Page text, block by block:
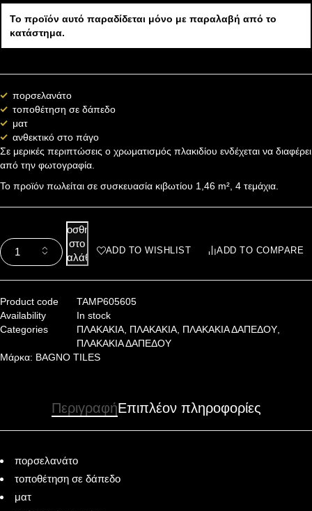
Το προϊόν αυτό παραδίδεται μόνο με παραλαβή από το
κατάστημα.
πορσελανάτο
τοποθέτηση σε δάπεδο
ματ
ανθεκτικό στο πάγο
Σε μερικές περιπτώσεις ο χρωματισμός πλακιδίου ενδέχεται να διαφέρει
από την φωτογραφία.
Το προϊόν πωλείται σε συσκευασία κιβωτίου 1,46 m², 4 τεμάχια.
Προσθήκη
στο
καλάθι
ADD TO WISHLIST ADD TO COMPARE
Product code
TAMP605605
Availability
In stock
Categories
ΠΛΑΚΑΚΙΑ, ΠΛΑΚΑΚΙΑ, ΠΛΑΚΑΚΙΑ ΔΑΠΕΔΟΥ,
ΠΛΑΚΑΚΙΑ ΔΑΠΕΔΟΥ
Μάρκα: BAGNO TILES
ΠεριγραφήΕπιπλέον πληροφορίες
πορσελανάτο
τοποθέτηση σε δάπεδο
ματ